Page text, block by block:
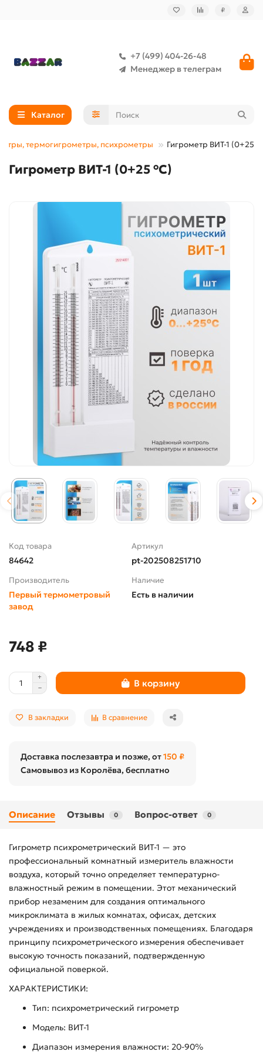
₽
+7 (499) 404-26-48
Менеджер в телеграм
Каталог
термогигрометры, психрометры Гигрометр ВИТ-1 (0+25
Гигрометр ВИТ-1 (0+25 °C)
Код товара
84642
Артикул
pt-202508251710
Производитель
Первый термометровый
завод
Наличие
Есть в наличии
748 ₽
В корзину
В закладки В сравнение
Доставка послезавтра и позже, от150 ₽
Самовывоз из Королёва, бесплатно
Описание Отзывы 0 Вопрос-ответ 0
Гигрометр психрометрический ВИТ-1 — это
профессиональный комнатный измеритель влажности
воздуха, который точно определяет температурно-
влажностный режим в помещении. Этот механический
прибор незаменим для создания оптимального
микроклимата в жилых комнатах, офисах, детских
учреждениях и производственных помещениях. Благодаря
принципу психрометрического измерения обеспечивает
высокую точность показаний, подтвержденную
официальной поверкой.
ХАРАКТЕРИСТИКИ:
Тип: психрометрический гигрометр
Модель: ВИТ-1
Диапазон измерения влажности: 20-90%